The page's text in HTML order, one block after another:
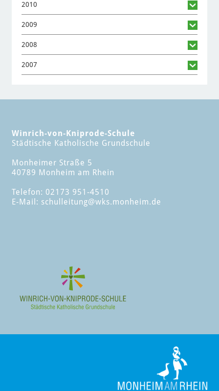
2010
2009
2008
2007
Winrich-von-Kniprode-Schule
Städtische Katholische Grundschule
Monheimer Straße 5
40789 Monheim am Rhein
Telefon: 02173 951-4510
E-Mail: schulleitung@wks.monheim.de